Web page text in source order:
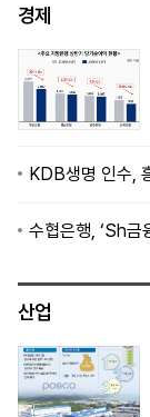
경제
KDB생명 인수,
수협은행, ‘Sh금
산업